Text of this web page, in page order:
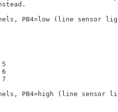
PB4=low (line sensor
PB4=high (line sensor